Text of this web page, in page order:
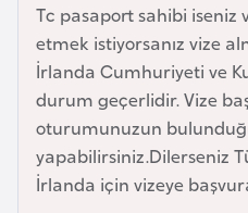
Tc pasaport sahibi iseniz
etmek istiyorsanız vize
İrlanda Cumhuriyeti ve
durum geçerlidir. Vize
oturumunuzun
yapabilirsiniz.Dilerseniz
İrlanda için vizeye
o
s
n
a
H
e
r